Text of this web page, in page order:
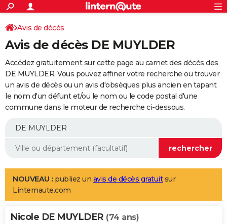
ACTUALITÉS
Politique
Société
Faits Divers
Education
Monde
Villes
+
SPORT
Coupe du monde 2026
Football
Tennis
Cyclisme
Rugby
Forum
Programme TV
TNT
Streaming
Cinéma
Sorties cinéma
Musique
+
FINANCE
Impôts
Immobilier
Risques naturels par ville
Banque
Assurance
Crédit
AUTO
Essais
Réserver un essai
Citadines
Berlines
SUV
Forum auto
+
Mobiles
Meilleur smartphone
Internet
Ordinateurs
Jeux vidéo
Guide high-tech
Aménagement intérieur
LIFESTYLE
Art de vivre
Bien-être
Loisirs
Mode
Modes de vie
Alimentation
Guide de la santé
Maladies
Médicaments
Sommeil
VOYAGE
Avis de décès
Avis de décès DE MUYLDER
Accédez gratuitement sur cette page au carnet des décès des
DE MUYLDER. Vous pouvez affiner votre recherche ou trouver
un avis de décès ou un avis d'obsèques plus ancien en tapant
le nom d'un défunt et/ou le nom ou le code postal d'une
commune dans le moteur de recherche ci-dessous.
NOUVEAU : publiez un avis de décès gratuitsur
Linternaute.com
Nicole DE MUYLDER (74 ans)